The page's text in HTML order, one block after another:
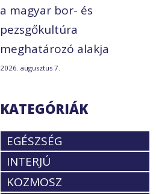
a magyar bor- és
pezsgőkultúra
meghatározó alakja
2026. augusztus 7.
KATEGÓRIÁK
EGÉSZSÉG
INTERJÚ
KOZMOSZ